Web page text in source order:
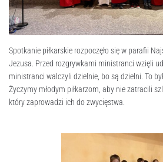
Spotkanie piłkarskie rozpoczęło się w parafii
Jezusa. Przed rozgrywkami ministranci wzięli
ministranci walczyli dzielnie, bo są dzielni. To
Życzymy młodym piłkarzom, aby nie zatracili
który zaprowadzi ich do zwycięstwa.